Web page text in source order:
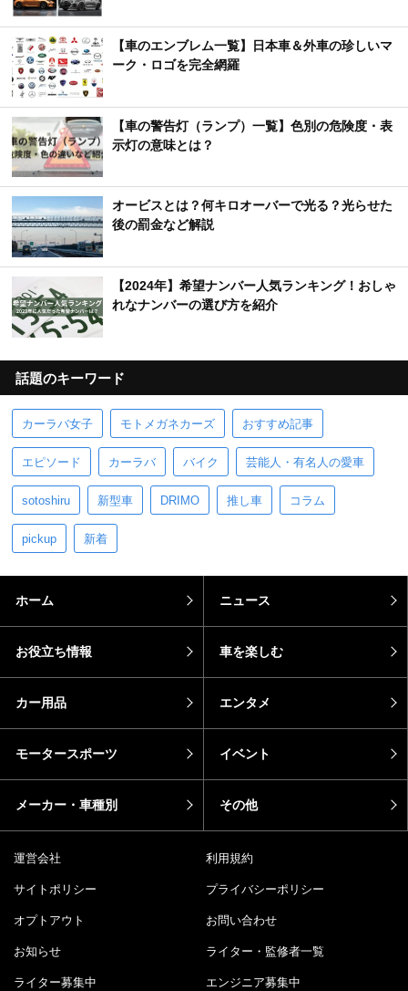
【車のエンブレム一覧】日本車＆外車の珍しいマ
ーク・ロゴを完全網羅
【車の警告灯（ランプ）一覧】色別の危険度・表
示灯の意味とは？
オービスとは？何キロオーバーで光る？光らせた
後の罰金など解説
【2024年】希望ナンバー人気ランキング！おしゃ
れなナンバーの選び方を紹介
話題のキーワード
カーラバ女子 モトメガネカーズ おすすめ記事
エピソード カーラバ バイク 芸能人・有名人の愛車
sotoshiru 新型車 DRIMO 推し車 コラム
pickup 新着
ホーム ニュース
お役立ち情報 車を楽しむ
カー用品 エンタメ
モータースポーツ イベント
メーカー・車種別 その他
運営会社 利用規約
サイトポリシー プライバシーポリシー
オプトアウト お問い合わせ
お知らせ ライター・監修者一覧
ライター募集中 エンジニア募集中